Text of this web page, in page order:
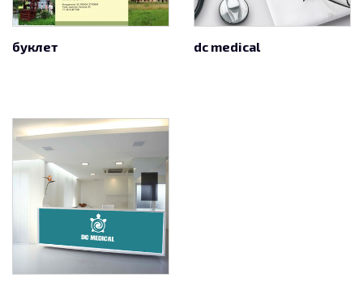
буклет dc medical